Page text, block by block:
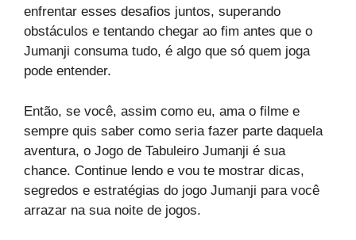
enfrentar esses desafios juntos, superando
obstáculos e tentando chegar ao fim antes que o
Jumanji consuma tudo, é algo que só quem joga
pode entender.
Então, se você, assim como eu, ama o filme e
sempre quis saber como seria fazer parte daquela
aventura, o Jogo de Tabuleiro Jumanji é sua
chance. Continue lendo e vou te mostrar dicas,
segredos e estratégias do jogo Jumanji para você
arrazar na sua noite de jogos.